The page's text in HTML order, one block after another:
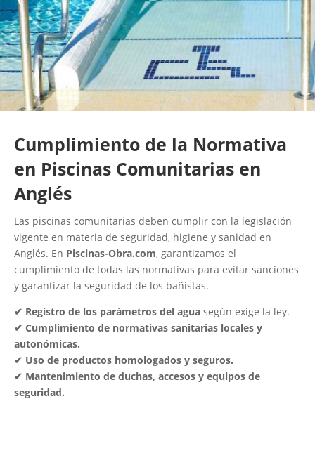
Cumplimiento de la Normativa
en Piscinas Comunitarias en
Anglés
Las piscinas comunitarias deben cumplir con la legislación
vigente en materia de seguridad, higiene y sanidad en
Anglés. En Piscinas-Obra.com, garantizamos el
cumplimiento de todas las normativas para evitar sanciones
y garantizar la seguridad de los bañistas.
✔ Registro de los parámetros del agua según exige la ley.
✔ Cumplimiento de normativas sanitarias locales y
autonómicas.
✔ Uso de productos homologados y seguros.
✔ Mantenimiento de duchas, accesos y equipos de
seguridad.